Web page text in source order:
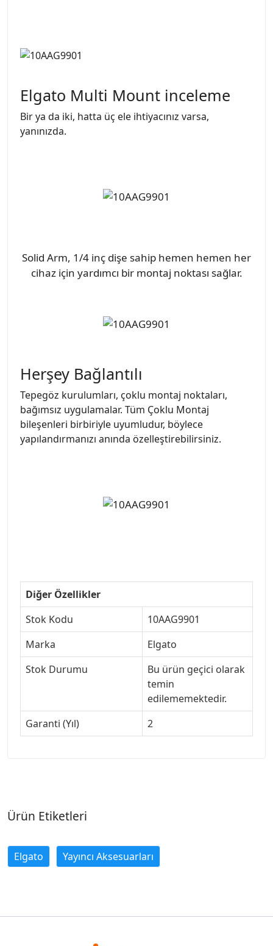
Elgato Multi Mount inceleme
Bir ya da iki, hatta üç ele ihtiyacınız varsa,
yanınızda.
Solid Arm, 1/4 inç dişe sahip hemen hemen her
cihaz için yardımcı bir montaj noktası sağlar.
Herşey Bağlantılı
Tepegöz kurulumları, çoklu montaj noktaları,
bağımsız uygulamalar. Tüm Çoklu Montaj
bileşenleri birbiriyle uyumludur, böylece
yapılandırmanızı anında özelleştirebilirsiniz.
Diğer Özellikler
Stok Kodu
10AAG9901
Marka
Elgato
Stok Durumu
Bu ürün geçici olarak
temin
edilememektedir.
Garanti (Yıl)
2
Ürün Etiketleri
Elgato Yayıncı Aksesuarları